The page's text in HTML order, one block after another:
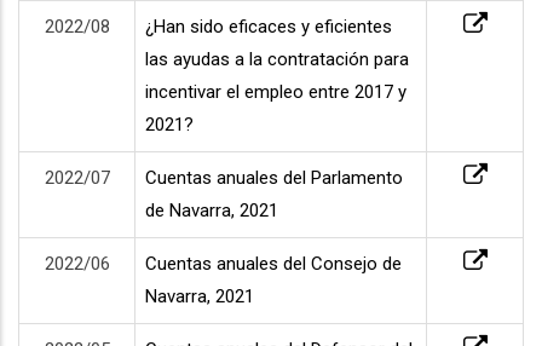
2022/08
¿Han sido eficaces y eficientes
las ayudas a la contratación para
incentivar el empleo entre 2017 y
2021?
2022/07
Cuentas anuales del Parlamento
de Navarra, 2021
2022/06
Cuentas anuales del Consejo de
Navarra, 2021